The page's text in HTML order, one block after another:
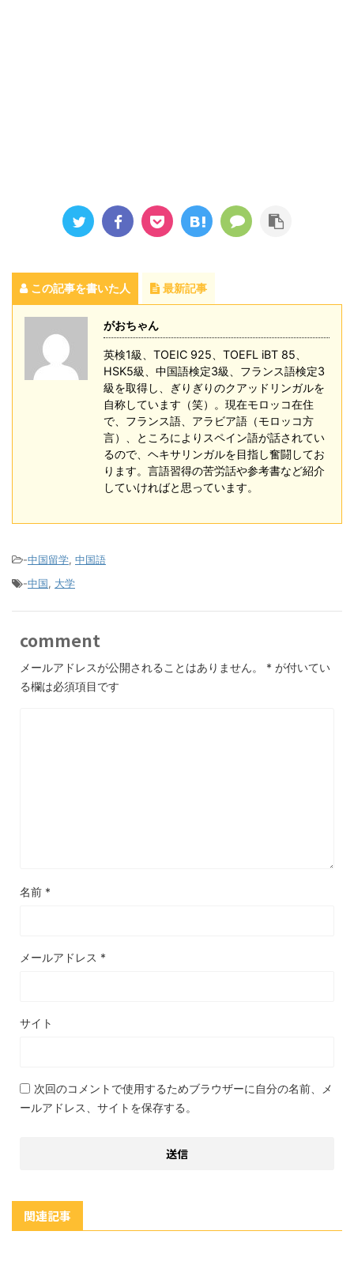
この記事を書いた人 最新記事
がおちゃん
英検1級、TOEIC 925、TOEFL iBT 85、
HSK5級、中国語検定3級、フランス語検定3
級を取得し、ぎりぎりのクアッドリンガルを
自称しています（笑）。現在モロッコ在住
で、フランス語、アラビア語（モロッコ方
言）、ところによりスペイン語が話されてい
るので、ヘキサリンガルを目指し奮闘してお
ります。言語習得の苦労話や参考書など紹介
していければと思っています。
-中国留学, 中国語
-中国, 大学
comment
メールアドレスが公開されることはありません。 * が付いてい
る欄は必須項目です
名前 *
メールアドレス *
サイト
次回のコメントで使用するためブラウザーに自分の名前、メ
ールアドレス、サイトを保存する。
関連記事